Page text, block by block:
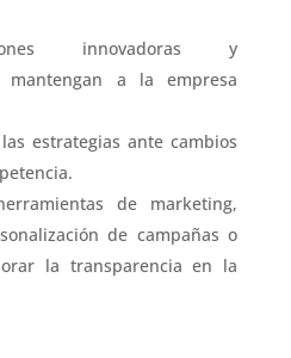
innovadoras y
mantengan a la empresa
estrategias ante cambios
de marketing,
de campañas o
la transparencia en la